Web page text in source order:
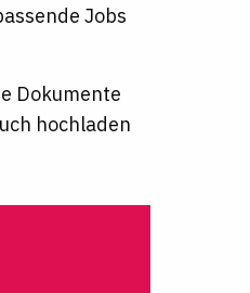
Jobs
Dokumente
hochladen